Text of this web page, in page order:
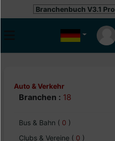
Branchenbuch V3.1
Auto & Verkehr
Branchen : 18
Bus & Bahn ( 0 )
Clubs & Vereine ( 0 )